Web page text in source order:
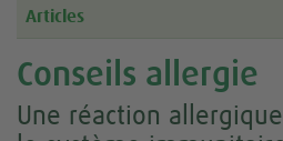
Articles
Conseils allergie
Une réaction